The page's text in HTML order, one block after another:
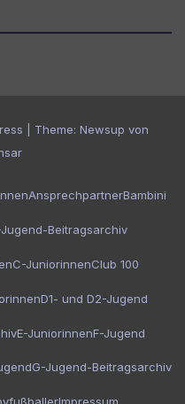
Theme: Newsup von
AnsprechpartnerBambini
Beitragsarchiv
C-JuniorinnenClub 100
D1- und D2-Jugend
E-JuniorinnenF-Jugend
G-Jugend-Beitragsarchiv